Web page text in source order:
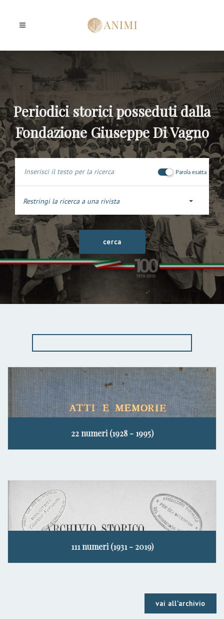
Periodici storici posseduti dalla
Fondazione Giuseppe Di Vagno
Parola esatta
Restringi la ricerca a una rivista
22 numeri (1928 - 1995)
111 numeri (1931 - 2019)
vai all'archivio